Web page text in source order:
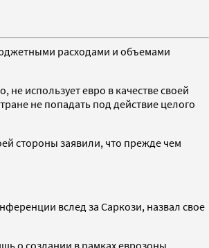
расходами и объемами
использует евро в качестве своей
не попадать под действие целого
стороны заявили, что прежде чем
вслед за Саркози, назвал свое
о создании в рамках еврозоны